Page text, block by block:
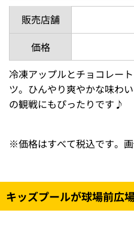
販売店舗
価格
冷凍アップルとチョコレー
ツ。ひんやり爽やかな味わ
の観戦にもぴったりです♪
※価格はすべて税込です。
キッズプールが球場前広